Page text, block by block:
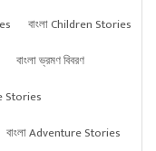
বাংলা Children Stories
বাংলা ভ্রমণ বিবরণ
Stories
বাংলা Adventure Stories